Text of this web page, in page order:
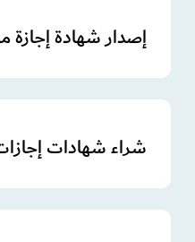
إصدار شهادة إجازة
شراء شهادات